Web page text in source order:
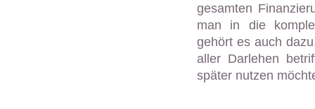
gesamten
man in die
gehört es auch
aller Darlehen
später nutzen